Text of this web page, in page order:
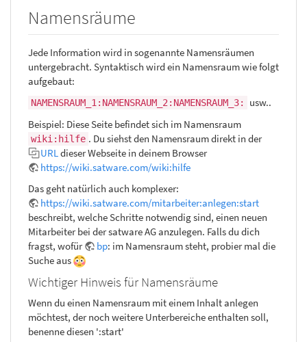
Namensräume
Jede Information wird in sogenannte Namensräumen
untergebracht. Syntaktisch wird ein Namensraum wie folgt
aufgebaut:
NAMENSRAUM_1:NAMENSRAUM_2:NAMENSRAUM_3:
usw..
Beispiel: Diese Seite befindet sich im Namensraum
wiki:hilfe . Du siehst den Namensraum direkt in der
URL dieser Webseite in deinem Browser
https://wiki.satware.com/wiki:hilfe
Das geht natürlich auch komplexer:
https://wiki.satware.com/mitarbeiter:anlegen:start
beschreibt, welche Schritte notwendig sind, einen neuen
Mitarbeiter bei der satware AG anzulegen. Falls du dich
fragst, wofür
bp: im Namensraum steht, probier mal die
Suche aus
Wichtiger Hinweis für Namensräume
Wenn du einen Namensraum mit einem Inhalt anlegen
möchtest, der noch weitere Unterbereiche enthalten soll,
benenne diesen ':start'